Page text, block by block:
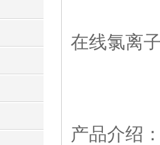
在线氯离
产品介绍